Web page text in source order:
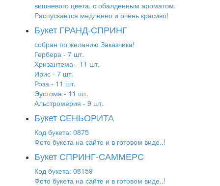
вишневого цвета, с обалденным ароматом.
Распускается медленно и очень красиво!
Букет ГРАНД-СПРИНГ
собран по желанию Заказчика!
Гербера - 7 шт.
Хризантема - 11 шт.
Ирис - 7 шт.
Роза - 11 шт.
Эустома - 11 шт.
Альстромерия - 9 шт.
Букет СЕНЬОРИТА
Код букета: 0875
Фото букета на сайте и в готовом виде..!
Букет СПРИНГ-САММЕРС
Код букета: 08159
Фото букета на сайте и в готовом виде..!